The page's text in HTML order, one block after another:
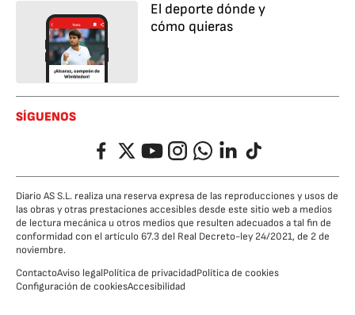
El deporte dónde y
cómo quieras
SÍGUENOS
FacebookTwitterYouTubeInstagramWhatsappLinkedIn
TikTok
Diario AS S.L. realiza una reserva expresa de las reproducciones y usos de
las obras y otras prestaciones accesibles desde este sitio web a medios
de lectura mecánica u otros medios que resulten adecuados a tal fin de
conformidad con el artículo 67.3 del Real Decreto-ley 24/2021, de 2 de
noviembre.
ContactoAviso legalPolítica de privacidadPolítica de cookies
Configuración de cookiesAccesibilidad